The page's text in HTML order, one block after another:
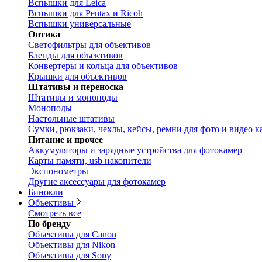
Вспышки для Leica
Вспышки для Pentax и Ricoh
Вспышки универсальные
Оптика
Светофильтры для объективов
Бленды для объективов
Конвертеры и кольца для объективов
Крышки для объективов
Штативы и переноска
Штативы и моноподы
Моноподы
Настольные штативы
Сумки, рюкзаки, чехлы, кейсы, ремни для фото и видео
Питание и прочее
Аккумуляторы и зарядные устройства для фотокамер
Карты памяти, usb накопители
Экспонометры
Другие аксессуары для фотокамер
Бинокли
Объективы
Смотреть все
По бренду
Объективы для Canon
Объективы для Nikon
Объективы для Sony